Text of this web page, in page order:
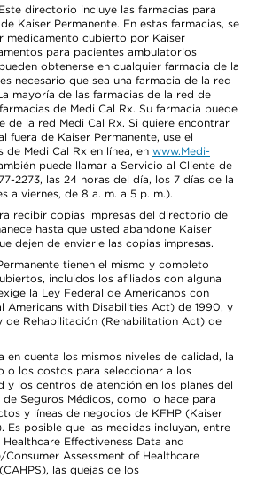
directorio incluye las farmacias para
Kaiser Permanente. En estas farmacias, se
medicamento cubierto por Kaiser
para pacientes ambulatorios
obtenerse en cualquier farmacia de la
necesario que sea una farmacia de la red
mayoría de las farmacias de la red de
de Medi Cal Rx. Su farmacia puede
de la red Medi Cal Rx. Si quiere encontrar
fuera de Kaiser Permanente, use el
Medi Cal Rx en línea, en www.Medi-
puede llamar a Servicio al Cliente de
2273, las 24 horas del día, los 7 días de la
a viernes, de 8 a. m. a 5 p. m.).
recibir copias impresas del directorio de
hasta que usted abandone Kaiser
dejen de enviarle las copias impresas.
tienen el mismo y completo
incluidos los afiliados con alguna
la Ley Federal de Americanos con
Americans with Disabilities Act) de 1990, y
de Rehabilitación (Rehabilitation Act) de
en cuenta los mismos niveles de calidad, la
o los costos para seleccionar a los
y los centros de atención en los planes del
Seguros Médicos, como lo hace para
y líneas de negocios de KFHP (Kaiser
Es posible que las medidas incluyan, entre
Effectiveness Data and
Assessment of Healthcare
las quejas de los